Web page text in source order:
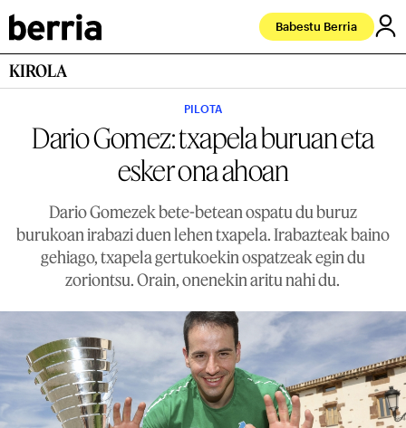
Babestu Berria
KIROLA
PILOTA
Dario Gomez: txapela buruan eta
esker ona ahoan
Dario Gomezek bete-betean ospatu du buruz
burukoan irabazi duen lehen txapela. Irabazteak baino
gehiago, txapela gertukoekin ospatzeak egin du
zoriontsu. Orain, onenekin aritu nahi du.